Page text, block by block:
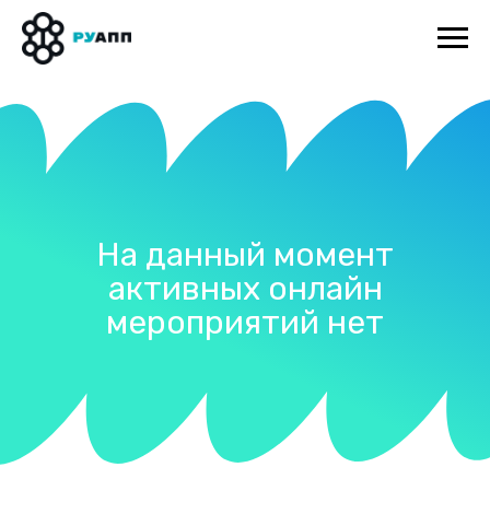
На данный момент
активных онлайн
мероприятий нет